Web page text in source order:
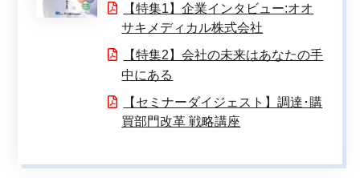
【特集1】企業インタビュー:オオ
サキメディカル株式会社
【特集2】会社の未来はあなたの手
中にある
【セミナーダイジェスト】調達･購
買部門改革 戦略講座